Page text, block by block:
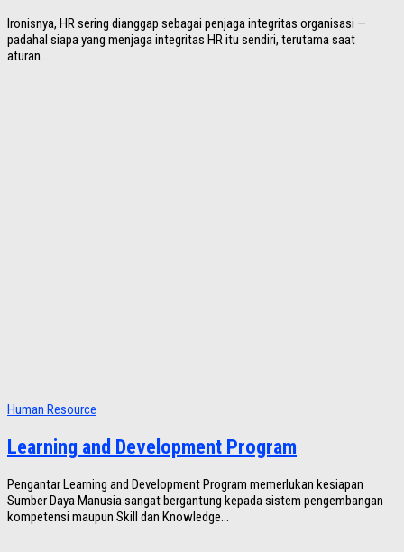
Ironisnya, HR sering dianggap sebagai penjaga integritas organisasi —
padahal siapa yang menjaga integritas HR itu sendiri, terutama saat
aturan...
Human Resource
Learning and Development Program
Pengantar Learning and Development Program memerlukan kesiapan
Sumber Daya Manusia sangat bergantung kepada sistem pengembangan
kompetensi maupun Skill dan Knowledge...